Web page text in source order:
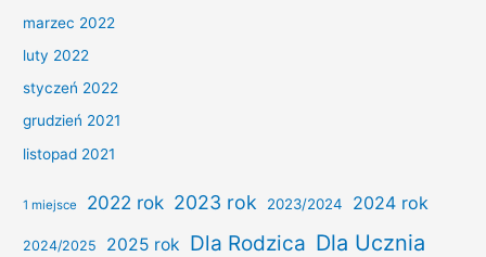
marzec 2022
luty 2022
styczeń 2022
grudzień 2021
listopad 2021
1 miejsce 2022 rok 2023 rok 2023/2024 2024 rok
2024/2025 2025 rok Dla Rodzica Dla Ucznia